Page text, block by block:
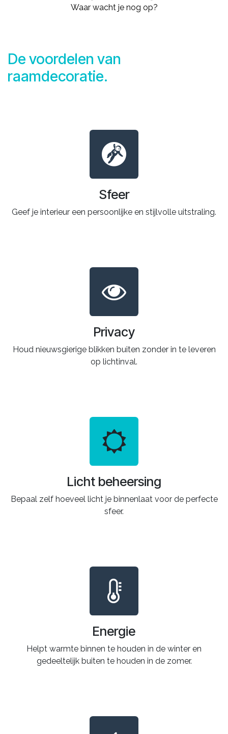
Waar wacht je nog op?​
De voordelen van
raamdecoratie.
Sfeer
Geef je interieur een persoonlijke en stijlvolle uitstraling.
Privacy
Houd nieuwsgierige blikken buiten zonder in te leveren
op lichtinval.
Licht beheersing
Bepaal zelf hoeveel licht je binnenlaat voor de perfecte
sfeer.
Energie
Helpt warmte binnen te houden in de winter en
gedeeltelijk buiten te houden in de zomer.